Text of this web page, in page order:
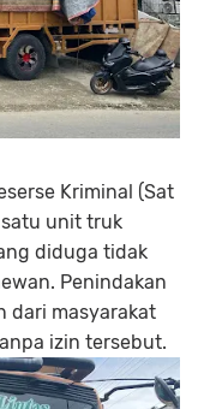
Kriminal (Sat
satu unit truk
diduga tidak
Penindakan
dari masyarakat
izin tersebut.